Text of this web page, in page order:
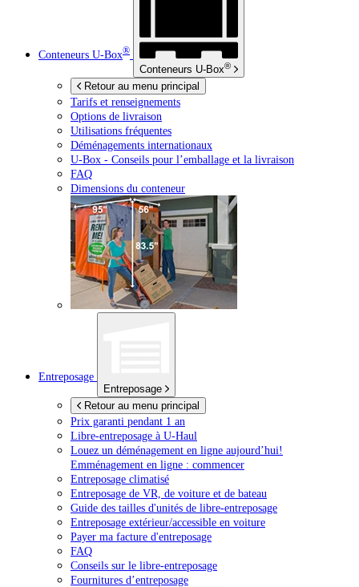
Conteneurs U-Box®
Conteneurs U-Box®
Retour au menu principal
Tarifs et renseignements
Options de livraison
Utilisations fréquentes
Déménagements internationaux
U-Box - Conseils pour l’emballage et la livraison
FAQ
Dimensions du conteneur
Entreposage
Entreposage
Retour au menu principal
Prix garanti pendant 1 an
Libre-entreposage à U-Haul
Louez un déménagement en ligne aujourd’hui!
Emménagement en ligne : commencer
Entreposage climatisé
Entreposage de VR, de voiture et de bateau
Guide des tailles d'unités de libre-entreposage
Entreposage extérieur/accessible en voiture
Payer ma facture d'entreposage
FAQ
Conseils sur le libre-entreposage
Fournitures d’entreposage